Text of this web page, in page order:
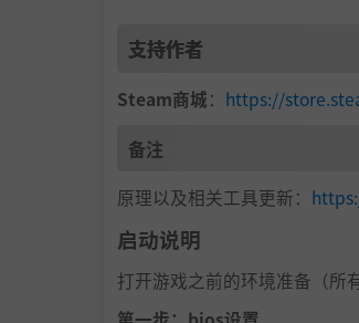
支持作者
Steam商城： https://
备注
原理以及相关工具更新：
启动说明
打开游戏之前的环境准备（所